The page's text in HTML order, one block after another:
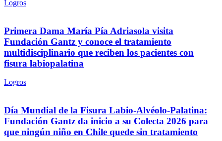
Logros
Primera Dama María Pía Adriasola visita
Fundación Gantz y conoce el tratamiento
multidisciplinario que reciben los pacientes con
fisura labiopalatina
Logros
Día Mundial de la Fisura Labio-Alvéolo-Palatina:
Fundación Gantz da inicio a su Colecta 2026 para
que ningún niño en Chile quede sin tratamiento